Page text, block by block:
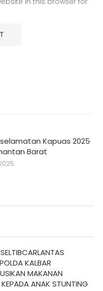
Kapuas 2025
Barat
KALBAR
MAKANAN
ANAK STUNTING